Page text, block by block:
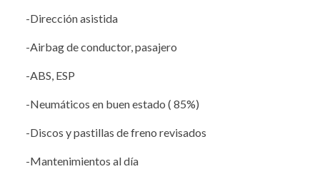
-Dirección asistida
-Airbag de conductor, pasajero
-ABS, ESP
-Neumáticos en buen estado ( 85%)
-Discos y pastillas de freno revisados
-Mantenimientos al día